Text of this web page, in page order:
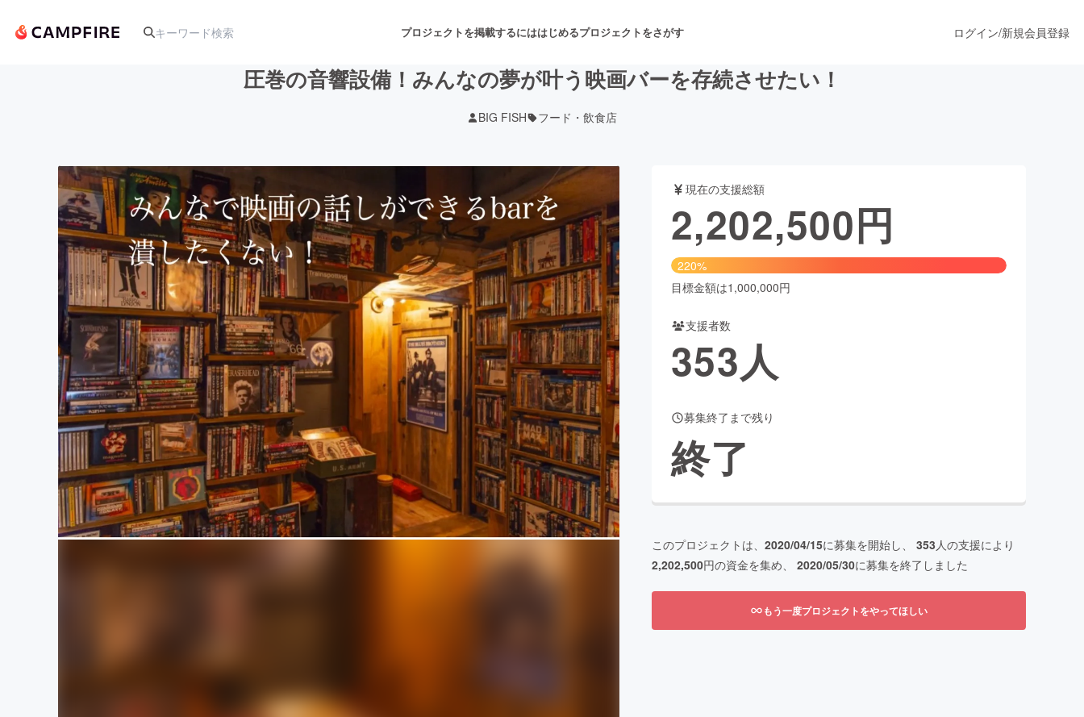
プロジェクトを掲載するにははじめるプロジェクトをさがす
アート・写真 音楽 舞台・パフォーマンス
テクノロジー・ガジェット ゲーム・サービス開発 フード・飲食店 ファッション
映像・映画 書籍・雑誌出版 アニメ・漫画
ビジネス・起業 チャレンジ ビューティー・ヘルスケア
まちづくり・地域活性化
CAMPFIRE for Social GoodCAMPFIRE Creation
CAMPFIREふるさと納税machi-yaコミュニティ
ログイン/新規会員登録
圧巻の音響設備！みんなの夢が叶う映画バーを存続させたい！
BIG FISH フード・飲食店
現在の支援総額
2,202,500円
220%
目標金額は1,000,000円
支援者数
353人
募集終了まで残り
終了
このプロジェクトは、 2020/04/15に募集を開始し、 353人の支援により
2,202,500円の資金を集め、 2020/05/30に募集を終了しました
もう一度プロジェクトをやってほしい